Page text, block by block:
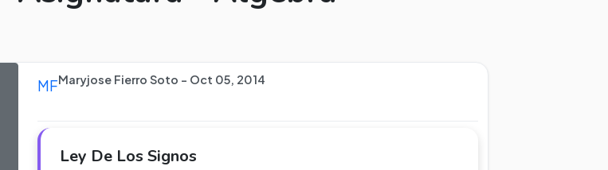
MFMaryjose Fierro Soto - Oct 05, 2014
Ley De Los Signos